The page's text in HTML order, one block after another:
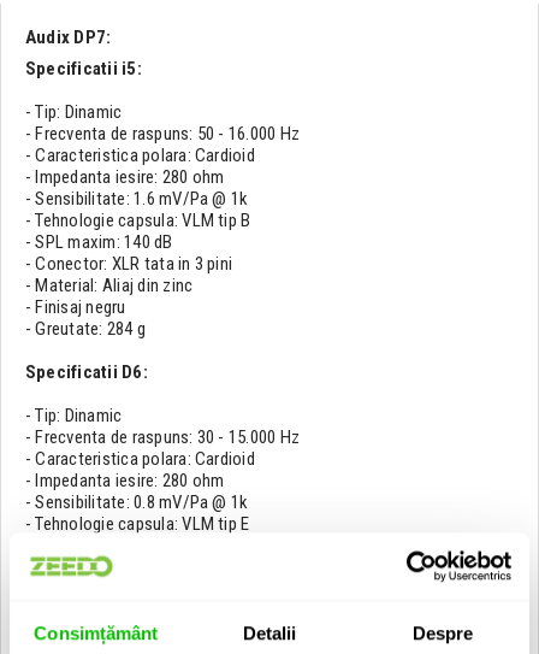
Consimțământ Detalii Despre
Audix DP7:
Specificatii i5:
- Tip: Dinamic
- Frecventa de raspuns: 50 - 16.000 Hz
- Caracteristica polara: Cardioid
- Impedanta iesire: 280 ohm
- Sensibilitate: 1.6 mV/Pa @ 1k
- Tehnologie capsula: VLM tip B
- SPL maxim: 140 dB
- Conector: XLR tata in 3 pini
- Material: Aliaj din zinc
- Finisaj negru
- Greutate: 284 g
Specificatii D6:
- Tip: Dinamic
- Frecventa de raspuns: 30 - 15.000 Hz
- Caracteristica polara: Cardioid
- Impedanta iesire: 280 ohm
- Sensibilitate: 0.8 mV/Pa @ 1k
- Tehnologie capsula: VLM tip E
- Conector: XLR tata in 3 pini